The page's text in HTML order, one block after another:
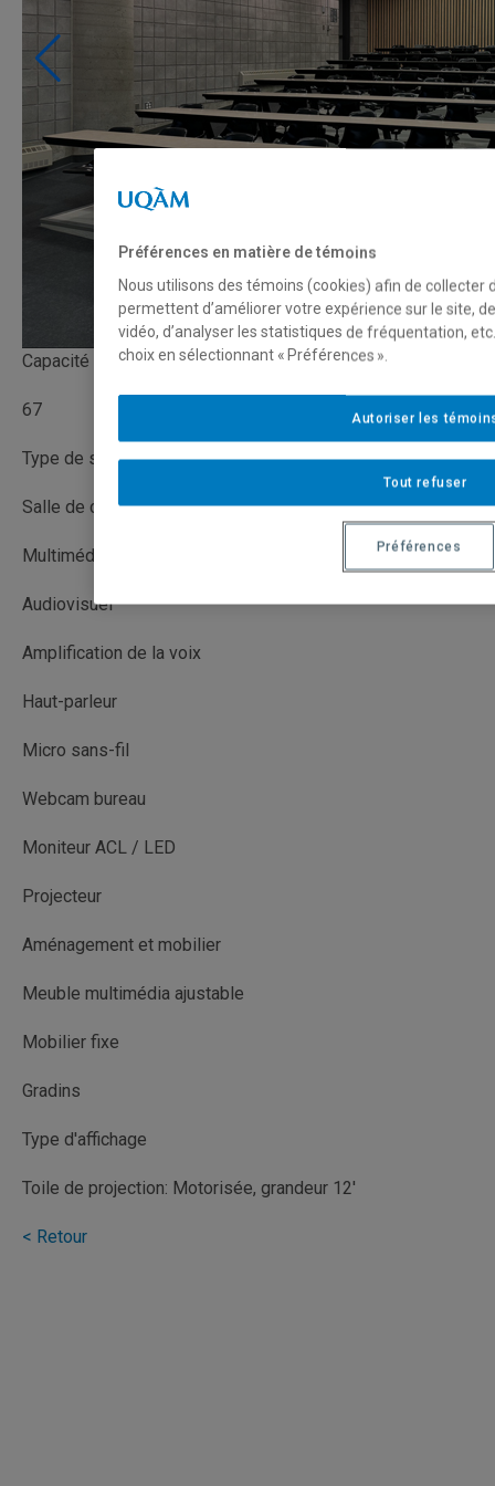
Capacité
67
Type de salle
Salle de cours
Multimédia (MM)
Audiovisuel
Amplification de la voix
Haut-parleur
Micro sans-fil
Webcam bureau
Moniteur ACL / LED
Projecteur
Aménagement et mobilier
Meuble multimédia ajustable
Mobilier fixe
Gradins
Type d'affichage
Toile de projection: Motorisée, grandeur 12'
< Retour
Préférences en matière de témoins
Nous utilisons des témoins (cookies) afin de collecter
permettent d’améliorer votre expérience sur le site,
vidéo, d’analyser les statistiques de fréquentation,
choix en sélectionnant « Préférences ».
Tout refuser
Autoriser les
Préférences